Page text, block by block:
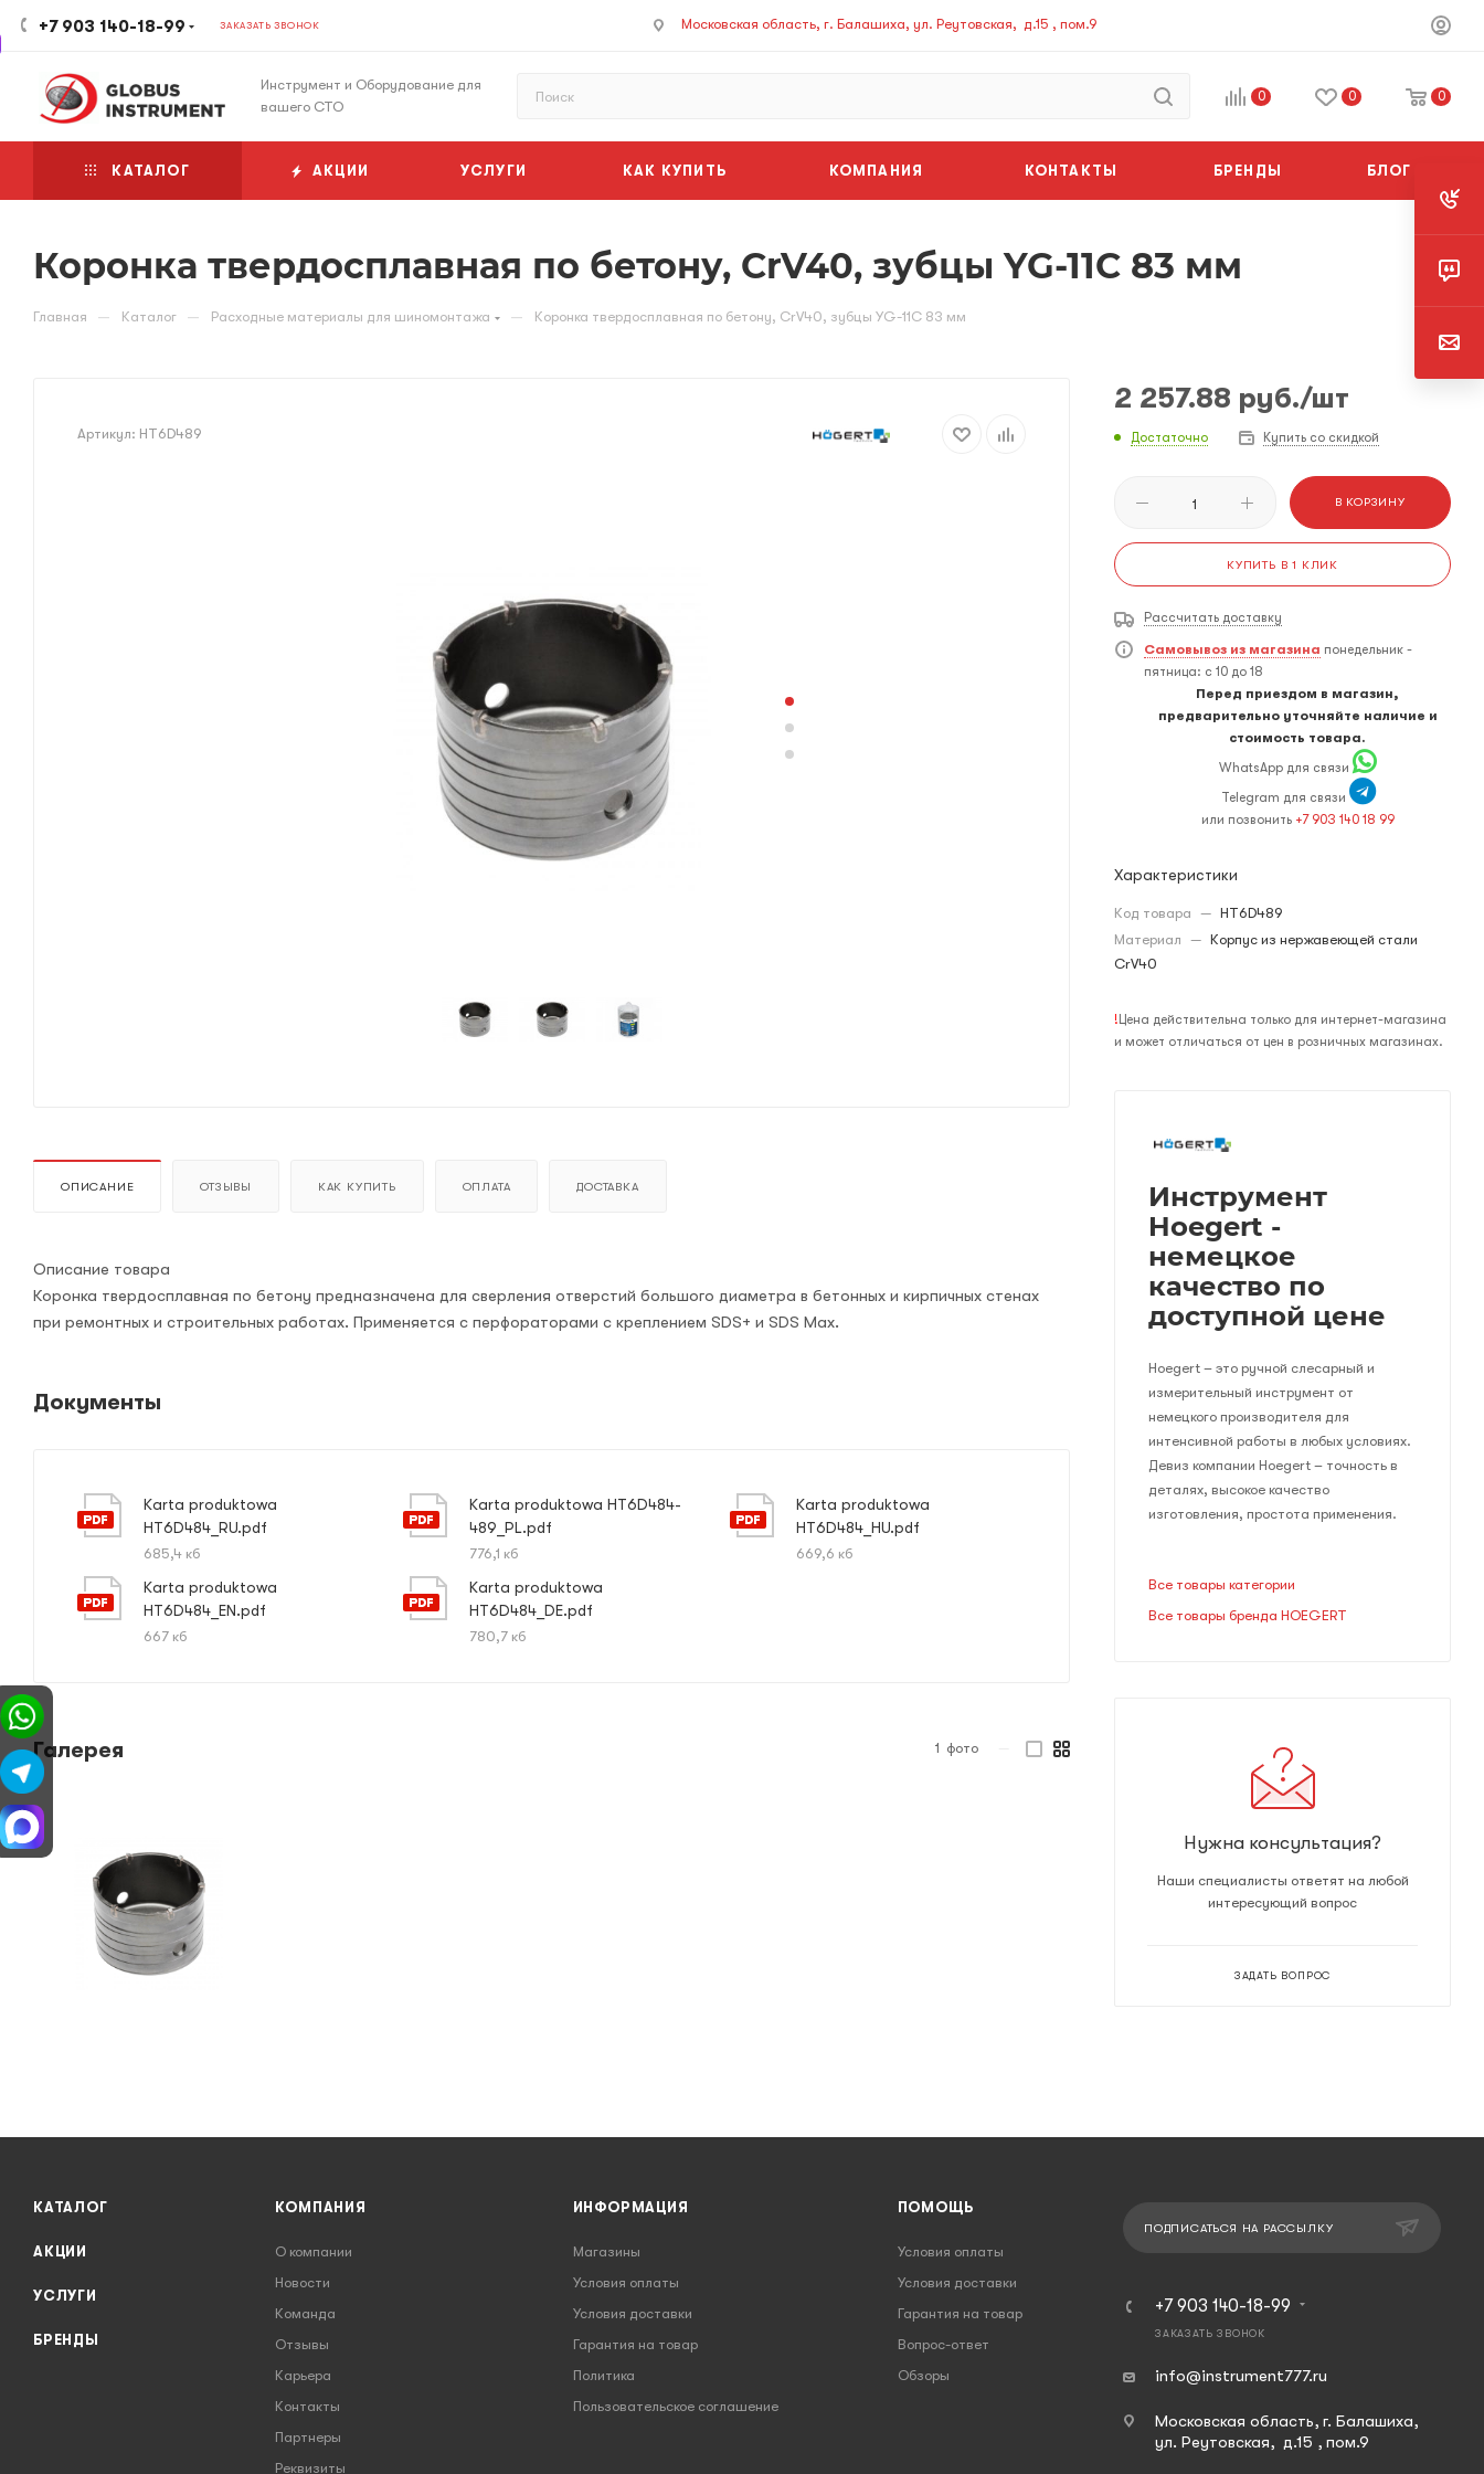
+7 903 140-18-99 ЗАКАЗАТЬ ЗВОНОК Московская область, г. Балашиха, ул. Реутовская, д.15 , пом.9
Инструмент и Оборудование для
вашего СТО
0 0 0
КАТАЛОГ АКЦИИ УСЛУГИ КАК КУПИТЬ КОМПАНИЯ КОНТАКТЫ БРЕНДЫ БЛОГ
Коронка твердосплавная по бетону, CrV40, зубцы YG-11C 83 мм
Главная — Каталог — Расходные материалы для шиномонтажа — Коронка твердосплавная по бетону, CrV40, зубцы YG-11C 83 мм
Артикул: HT6D489
ОПИСАНИЕ ОТЗЫВЫ КАК КУПИТЬ ОПЛАТА ДОСТАВКА
Описание товара
Коронка твердосплавная по бетону предназначена для сверления отверстий большого диаметра в бетонных и кирпичных стенах
при ремонтных и строительных работах. Применяется с перфораторами с креплением SDS+ и SDS Max.
Документы
Karta produktowa
HT6D484_RU.pdf
685,4 кб
Karta produktowa HT6D484-
489_PL.pdf
776,1 кб
Karta produktowa
HT6D484_HU.pdf
669,6 кб
Karta produktowa
HT6D484_EN.pdf
667 кб
Karta produktowa
HT6D484_DE.pdf
780,7 кб
Галерея 1 фото
2 257.88 руб./шт
Достаточно Купить со скидкой
В КОРЗИНУ
КУПИТЬ В 1 КЛИК
Рассчитать доставку
Самовывоз из магазина понедельник -
пятница: с 10 до 18
Перед приездом в магазин,
предварительно уточняйте наличие и
стоимость товара.
WhatsApp для связи
Telegram для связи
или позвонить +7 903 140 18 99
Характеристики
Код товара — HT6D489
Материал — Корпус из нержавеющей стали
CrV40
! Цена действительна только для интернет-магазина
и может отличаться от цен в розничных магазинах.
Инструмент
Hoegert -
немецкое
качество по
доступной цене
Hoegert – это ручной слесарный и
измерительный инструмент от
немецкого производителя для
интенсивной работы в любых условиях.
Девиз компании Hoegert – точность в
деталях, высокое качество
изготовления, простота применения.
Все товары категории
Все товары бренда HOEGERT
Нужна консультация?
Наши специалисты ответят на любой
интересующий вопрос
ЗАДАТЬ ВОПРОС
КАТАЛОГ
АКЦИИ
УСЛУГИ
БРЕНДЫ
КОМПАНИЯ
О компании
Новости
Команда
Отзывы
Карьера
Контакты
Партнеры
Реквизиты
ИНФОРМАЦИЯ
Магазины
Условия оплаты
Условия доставки
Гарантия на товар
Политика
Пользовательское соглашение
ПОМОЩЬ
Условия оплаты
Условия доставки
Гарантия на товар
Вопрос-ответ
Обзоры
ПОДПИСАТЬСЯ НА РАССЫЛКУ
+7 903 140-18-99
ЗАКАЗАТЬ ЗВОНОК
info@instrument777.ru
Московская область, г. Балашиха,
ул. Реутовская, д.15 , пом.9